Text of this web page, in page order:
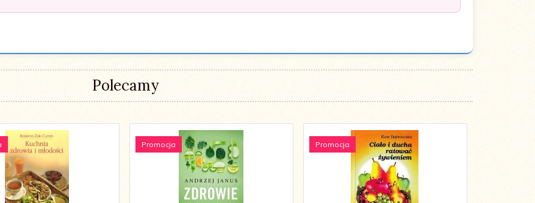
Polecamy
Promocja Promocja